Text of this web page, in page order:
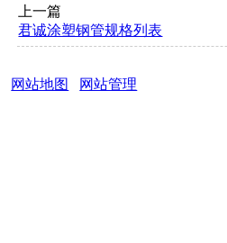
上一篇
君诚涂塑钢管规格列表
网站地图
网站管理